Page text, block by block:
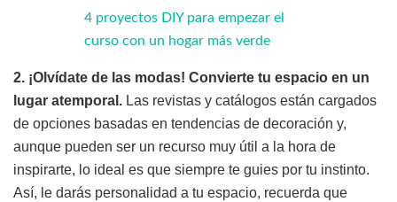
4 proyectos DIY para empezar el
curso con un hogar más verde
2. ¡Olvídate de las modas! Convierte tu espacio en un
lugar atemporal. Las revistas y catálogos están cargados
de opciones basadas en tendencias de decoración y,
aunque pueden ser un recurso muy útil a la hora de
inspirarte, lo ideal es que siempre te guies por tu instinto.
Así, le darás personalidad a tu espacio, recuerda que